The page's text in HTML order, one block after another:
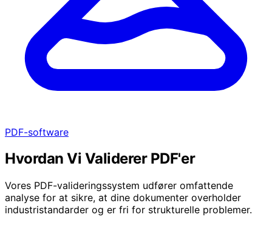
PDF-software
Hvordan Vi Validerer PDF'er
Vores PDF-valideringssystem udfører omfattende
analyse for at sikre, at dine dokumenter overholder
industristandarder og er fri for strukturelle problemer.